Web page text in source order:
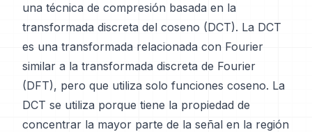
una técnica de compresión basada en la
transformada discreta del coseno (DCT). La DCT
es una transformada relacionada con Fourier
similar a la transformada discreta de Fourier
(DFT), pero que utiliza solo funciones coseno. La
DCT se utiliza porque tiene la propiedad de
concentrar la mayor parte de la señal en la región